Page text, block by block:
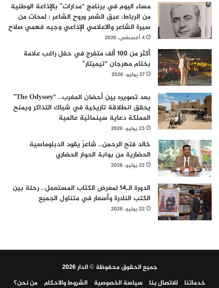
مساء اليوم في برنامج “مدارات” بالإذاعة الوطنية
من الرباط: عبق الشعر وروح الشاعر : لمحات من
سيرة الشاعر والاعلامي الإذاعي وجيه فهمي صلاح
4 أغسطس، 2026
أكثر من 100 ألف متفرج في حفل راغب علامة
بختام مهرجان “تيميتار”
27 يوليو، 2026
بعد تصويره بين أحضان المغرب.. “The Odyssey”
يحقق انطلاقة تاريخية في شباك التذاكر ويمنح
المملكة دعاية سينمائية عالمية
23 يوليو، 2026
خالد فتح الرحمن.. شاعرٌ يقود الدبلوماسية
الحضارية من بوابة الحوار الحضاري
22 يوليو، 2026
الدورة الـ14 لمعرض الكتاب المستعمل.. رحلة بين
الكتب النادرة وأسعار في متناول الجميع
22 يوليو، 2026
جميع الحقوق محفوظة © الدار 2026
خدماتنا
للاتصال بنا سياسة الخصوصية الشروط والاحكام من نحن؟